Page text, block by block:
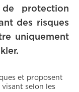
de protection
des risques
uniquement
et proposent
selon les